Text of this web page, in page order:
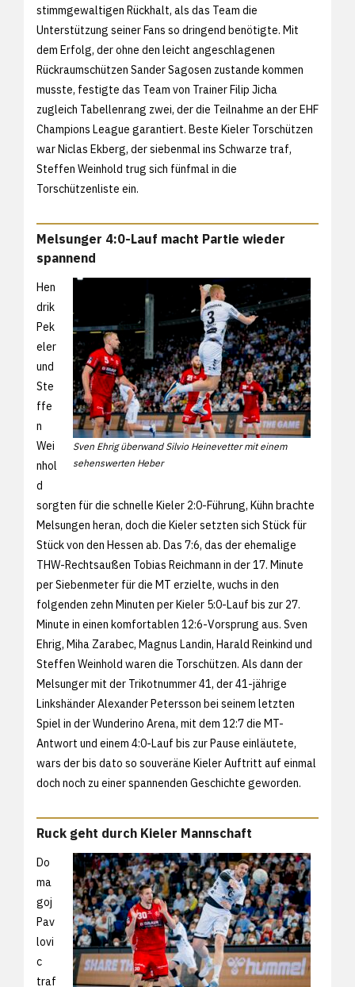
stimmgewaltigen Rückhalt, als das Team die
Unterstützung seiner Fans so dringend benötigte. Mit
dem Erfolg, der ohne den leicht angeschlagenen
Rückraumschützen Sander Sagosen zustande kommen
musste, festigte das Team von Trainer Filip Jicha
zugleich Tabellenrang zwei, der die Teilnahme an der EHF
Champions League garantiert. Beste Kieler Torschützen
war Niclas Ekberg, der siebenmal ins Schwarze traf,
Steffen Weinhold trug sich fünfmal in die
Torschützenliste ein.
Melsunger 4:0-Lauf macht Partie wieder
spannend
Sven Ehrig überwand Silvio Heinevetter mit einem
sehenswerten Heber
Hen
drik
Pek
eler
und
Ste
ffe
n
Wei
nhol
d
sorgten für die schnelle Kieler 2:0-Führung, Kühn brachte
Melsungen heran, doch die Kieler setzten sich Stück für
Stück von den Hessen ab. Das 7:6, das der ehemalige
THW-Rechtsaußen Tobias Reichmann in der 17. Minute
per Siebenmeter für die MT erzielte, wuchs in den
folgenden zehn Minuten per Kieler 5:0-Lauf bis zur 27.
Minute in einen komfortablen 12:6-Vorsprung aus. Sven
Ehrig, Miha Zarabec, Magnus Landin, Harald Reinkind und
Steffen Weinhold waren die Torschützen. Als dann der
Melsunger mit der Trikotnummer 41, der 41-jährige
Linkshänder Alexander Petersson bei seinem letzten
Spiel in der Wunderino Arena, mit dem 12:7 die MT-
Antwort und einem 4:0-Lauf bis zur Pause einläutete,
wars der bis dato so souveräne Kieler Auftritt auf einmal
doch noch zu einer spannenden Geschichte geworden.
Ruck geht durch Kieler Mannschaft
Do
ma
goj
Pav
lovi
c
traf